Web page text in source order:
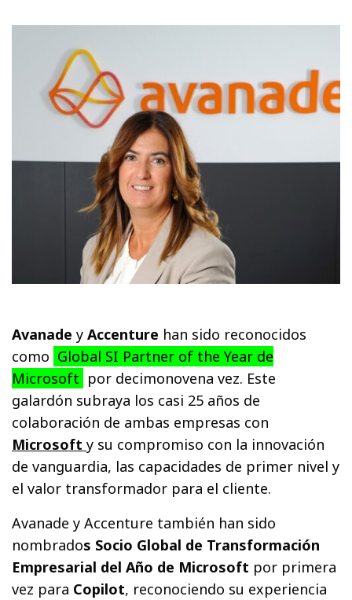
Avanade yAccenture han sido reconocidos
como Global SI Partner of the Year de
Microsoft por decimonovena vez. Este
galardón subraya los casi 25 años de
colaboración de ambas empresas con
Microsoft y su compromiso con la innovación
de vanguardia, las capacidades de primer nivel y
el valor transformador para el cliente.
Avanade y Accenture también han sido
nombrados Socio Global de Transformación
Empresarial del Año de Microsoft por primera
vez para Copilot, reconociendo su experiencia